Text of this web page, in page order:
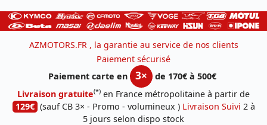
AZMOTORS.FR , la garantie au service de nos clients
Paiement sécurisé
Paiement carte en
3×
de 170€ à 500€
Livraison gratuite(*) en France métropolitaine à partir de
129€ (sauf CB 3× - Promo - volumineux ) Livraison Suivi 2 à
5 jours selon dispo stock